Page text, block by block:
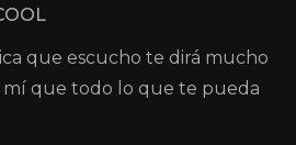
que escucho te dirá mucho
mí que todo lo que te pueda